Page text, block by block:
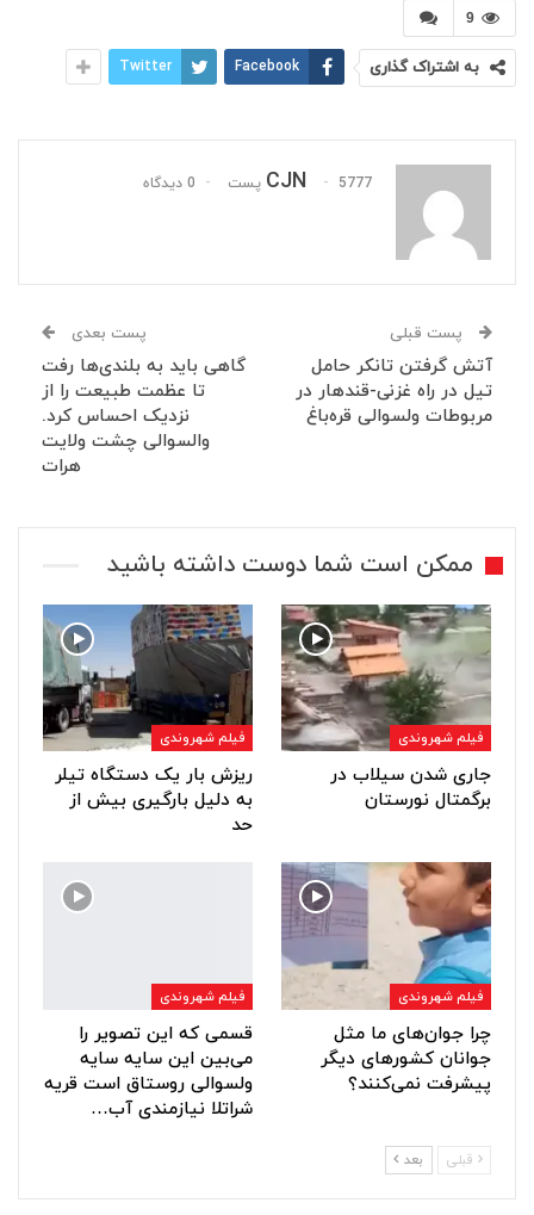
9
به اشتراک گذاری Facebook
Twitter
CJN 5777 پست 0 دیدگاه
پست قبلی
آتش گرفتن تانکر حامل
تیل در راه غزنی-قندهار در
مربوطات ولسوالی قره‌باغ
پست بعدی
گاهی باید به بلندی‌ها رفت
تا عظمت طبیعت را از
نزدیک احساس کرد.
والسوالی چشت ولایت
هرات
ممکن است شما دوست داشته باشید
فیلم شهروندی
جاری شدن سیلاب در
برگمتال نورستان
فیلم شهروندی
ریزش بار یک دستگاه تیلر
به دلیل بارگیری بیش از
حد
فیلم شهروندی
چرا جوان‌های ما مثل
جوانان کشورهای دیگر
پیشرفت نمی‌کنند؟
فیلم شهروندی
قسمی که این تصویر را
می‌بین این سایه سایه
ولسوالی روستاق است قریه
شراتلا نیازمندی آب…
قبلی بعد